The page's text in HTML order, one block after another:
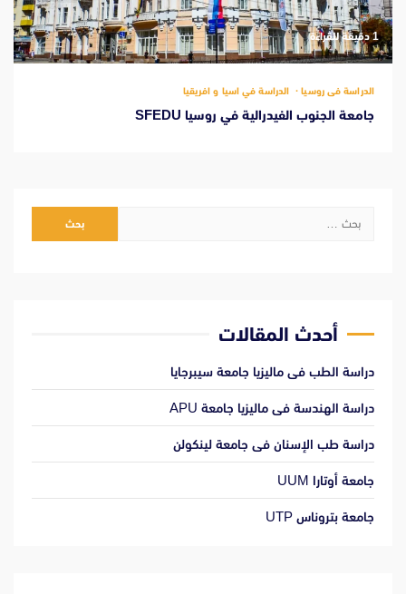
‫1 دقيقة للقراءة
الدراسة فى روسيا الدراسة في اسيا و افريقيا
جامعة الجنوب الفيدرالية في روسيا SFEDU
البحث
أحدث المقالات
دراسة الطب فى ماليزيا جامعة سيبرجايا
دراسة الهندسة فى ماليزيا جامعة APU
دراسة طب الإسنان فى جامعة لينكولن
جامعة أوتارا UUM
جامعة بتروناس UTP